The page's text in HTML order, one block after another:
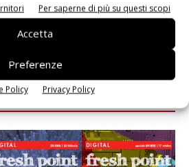
Per saperne di più su questi scopi
Accetta
Preferenze
Policy Privacy Policy
“Dobbiamo creare stupore nel
#vocidellortofrutta